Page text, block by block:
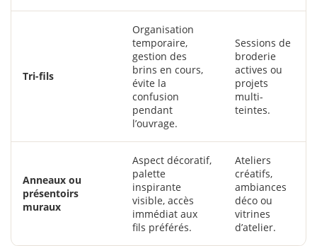
Tri-fils
Organisation
temporaire,
gestion des
brins en cours,
évite la
confusion
pendant
l’ouvrage.
Sessions de
broderie
actives ou
projets
multi-
teintes.
Anneaux ou
présentoirs
muraux
Aspect décoratif,
palette
inspirante
visible, accès
immédiat aux
fils préférés.
Ateliers
créatifs,
ambiances
déco ou
vitrines
d’atelier.